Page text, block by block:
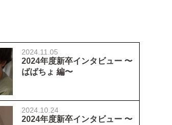
2024.11.05
2024年度新卒インタビュー 〜
ばばちょ 編〜
2024.10.24
2024年度新卒インタビュー 〜